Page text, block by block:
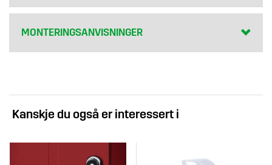
MONTERINGSANVISNINGER
Kanskje du også er interessert i